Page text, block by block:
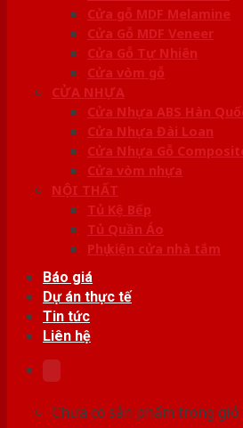
Cửa gỗ MDF Melamine
Cửa Gỗ MDF Veneer
Cửa Gỗ Tự Nhiên
Cửa vòm gỗ
CỬA NHỰA
Cửa Nhựa ABS Hàn
Cửa Nhựa Đài Loan
Cửa Nhựa Gỗ
Cửa vòm nhựa
NỘI THẤT
Tủ Kệ Bếp
Tủ Quần Áo
Phụ kiện cửa nhà tắm
Báo giá
Dự án thực tế
Tin tức
Liên hệ
Chưa có sản phẩm trong giỏ